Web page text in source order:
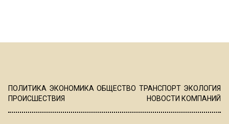
ПОЛИТИКА ЭКОНОМИКА ОБЩЕСТВО ТРАНСПОРТ ЭКОЛОГИЯ
ПРОИСШЕСТВИЯ
НОВОСТИ КОМПАНИЙ